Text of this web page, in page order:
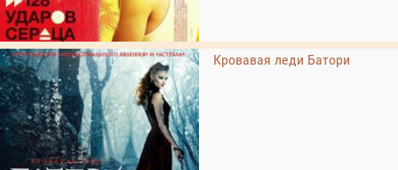
Кровавая леди Батори